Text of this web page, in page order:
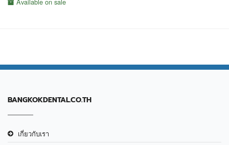
BANGKOKDENTAL.CO.TH
เกี่ยวกับเรา